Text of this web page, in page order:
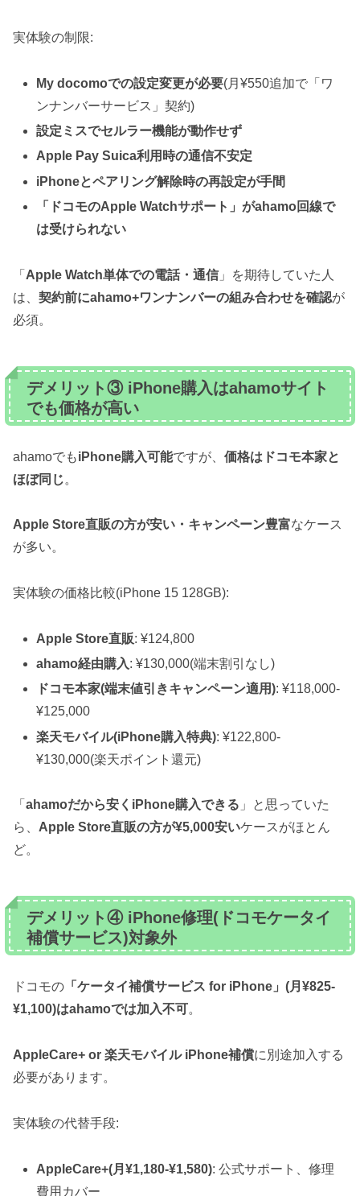
実体験の制限:
My docomoでの設定変更が必要(月¥550追加で「ワ
ンナンバーサービス」契約)
設定ミスでセルラー機能が動作せず
Apple Pay Suica利用時の通信不安定
iPhoneとペアリング解除時の再設定が手間
「ドコモのApple Watchサポート」がahamo回線で
は受けられない
「 Apple Watch単体での電話・通信 」を期待していた人
は、 契約前にahamo+ワンナンバーの組み合わせを確認が
必須。
デメリット③ iPhone購入はahamoサイト
でも価格が高い
ahamoでもiPhone購入可能ですが、 価格はドコモ本家と
ほぼ同じ。
Apple Store直販の方が安い・キャンペーン豊富なケース
が多い。
実体験の価格比較(iPhone 15 128GB):
Apple Store直販: ¥124,800
ahamo経由購入: ¥130,000(端末割引なし)
ドコモ本家(端末値引きキャンペーン適用): ¥118,000-
¥125,000
楽天モバイル(iPhone購入特典): ¥122,800-
¥130,000(楽天ポイント還元)
「 ahamoだから安くiPhone購入できる 」と思っていた
ら、 Apple Store直販の方が¥5,000安いケースがほとん
ど。
デメリット④ iPhone修理(ドコモケータイ
補償サービス)対象外
ドコモの 「ケータイ補償サービス for iPhone」(月¥825-
¥1,100)はahamoでは加入不可。
AppleCare+ or 楽天モバイル iPhone補償に別途加入する
必要があります。
実体験の代替手段:
AppleCare+(月¥1,180-¥1,580): 公式サポート、修理
費用カバー